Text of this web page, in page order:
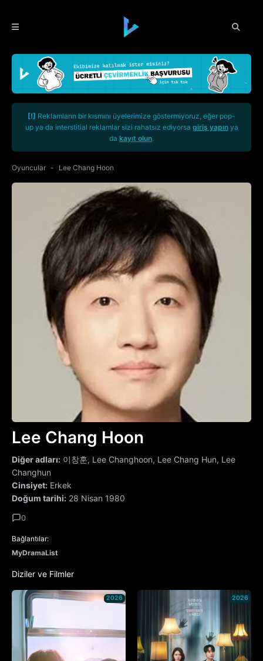
[!] Reklamların bir kısmını üyelerimize göstermiyoruz, eğer pop-
up ya da interstitial reklamlar sizi rahatsız ediyorsa giriş yapınya
da kayıt olun.
Oyuncular Lee Chang Hoon
Lee Chang Hoon
Diğer adları: 이창훈, Lee Changhoon, Lee Chang Hun, Lee
Changhun
Cinsiyet: Erkek
Doğum tarihi: 28 Nisan 1980
0
Bağlantılar:
MyDramaList
Diziler ve Filmler
2026 2026